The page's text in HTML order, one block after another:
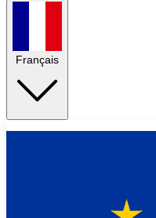
Français